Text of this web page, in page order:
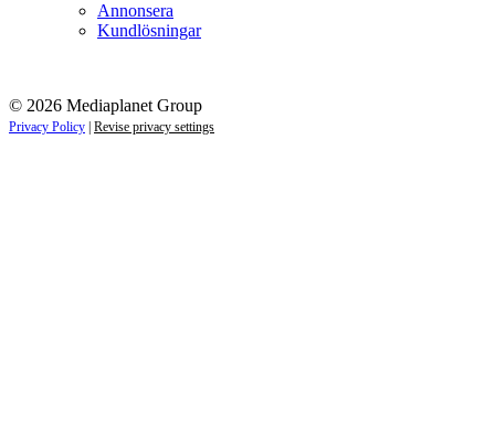
Annonsera
Kundlösningar
© 2026 Mediaplanet Group
Privacy Policy Revise privacy settings